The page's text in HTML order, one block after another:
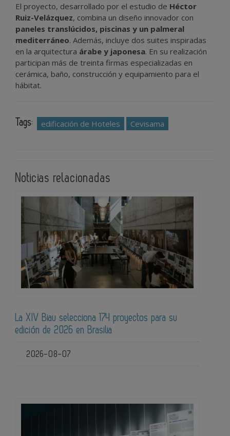
El proyecto, desarrollado por el estudio de Héctor
Ruiz-Velázquez, combina un diseño innovador con
paneles translúcidos, piscinas y un palmeral
mediterráneo. Además, incluye dos suites inspiradas
en la arquitectura árabe y japonesa. En su realización
participan más de treinta firmas especializadas en
cerámica, baño, construcción y equipamiento para el
hábitat.
Tags: edificación de Hoteles Cevisama
Noticias relacionadas
La XIV Biau selecciona 174 proyectos para su
edición de 2026 en Brasilia
2026-08-07